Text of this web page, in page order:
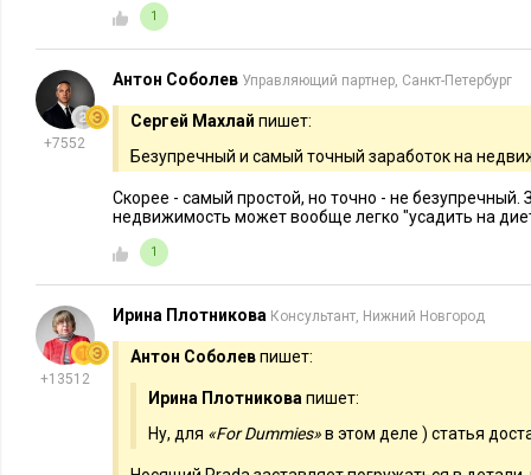
1
+7552
Антон Соболев Управляющий партнер, Санкт-Петербург
Сергей Махлай пишет:
Безупречный и самый точный заработок на
Скорее - самый простой, но точно - не безупречный.
недвижимость может вообще легко "усадить на
1
+13512
Ирина Плотникова Консультант, Нижний Новгород
Антон Соболевпишет:
Ирина Плотникова пишет:
Ну, для «For Dummies»в этом деле ) статья